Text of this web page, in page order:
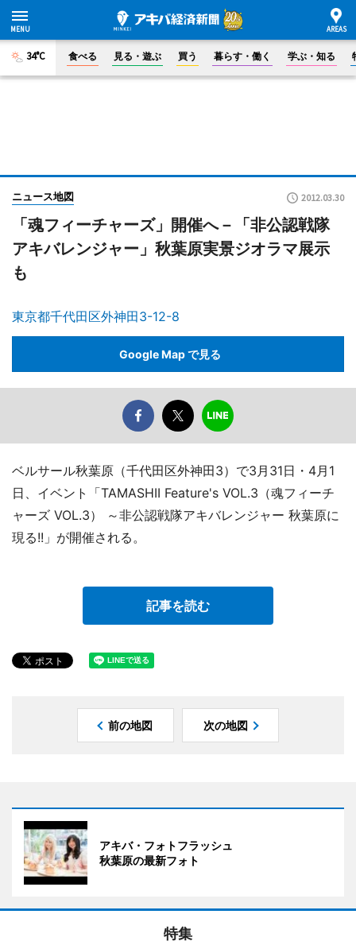
34°C 食べる 見る・遊ぶ 買う 暮らす・働く 学ぶ・知る
ニュース地図 2012.03.30
「魂フィーチャーズ」開催へ－「非公認戦隊
アキバレンジャー」秋葉原実景ジオラマ展示
も
東京都千代田区外神田3-12-8
Google Map で見る
ベルサール秋葉原（千代田区外神田3）で3月31日・4月1
日、イベント「TAMASHII Feature's VOL.3（魂フィーチ
ャーズ VOL.3） ～非公認戦隊アキバレンジャー 秋葉原に
現る!!」が開催される。
記事を読む
前の地図 次の地図
アキバ・フォトフラッシュ
秋葉原の最新フォト
特集